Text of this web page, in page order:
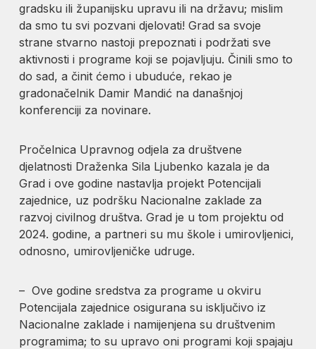
gradsku ili županijsku upravu ili na državu; mislim
da smo tu svi pozvani djelovati! Grad sa svoje
strane stvarno nastoji prepoznati i podržati sve
aktivnosti i programe koji se pojavljuju. Činili smo to
do sad, a činit ćemo i ubuduće, rekao je
gradonačelnik Damir Mandić na današnjoj
konferenciji za novinare.
Pročelnica Upravnog odjela za društvene
djelatnosti Draženka Sila Ljubenko kazala je da
Grad i ove godine nastavlja projekt Potencijali
zajednice, uz podršku Nacionalne zaklade za
razvoj civilnog društva. Grad je u tom projektu od
2024. godine, a partneri su mu škole i umirovljenici,
odnosno, umirovljeničke udruge.
– Ove godine sredstva za programe u okviru
Potencijala zajednice osigurana su isključivo iz
Nacionalne zaklade i namijenjena su društvenim
programima; to su upravo oni programi koji spajaju